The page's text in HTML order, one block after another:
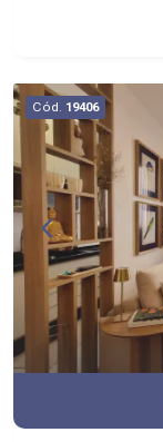
próximo ao
Point Sp330
Cód. 19406